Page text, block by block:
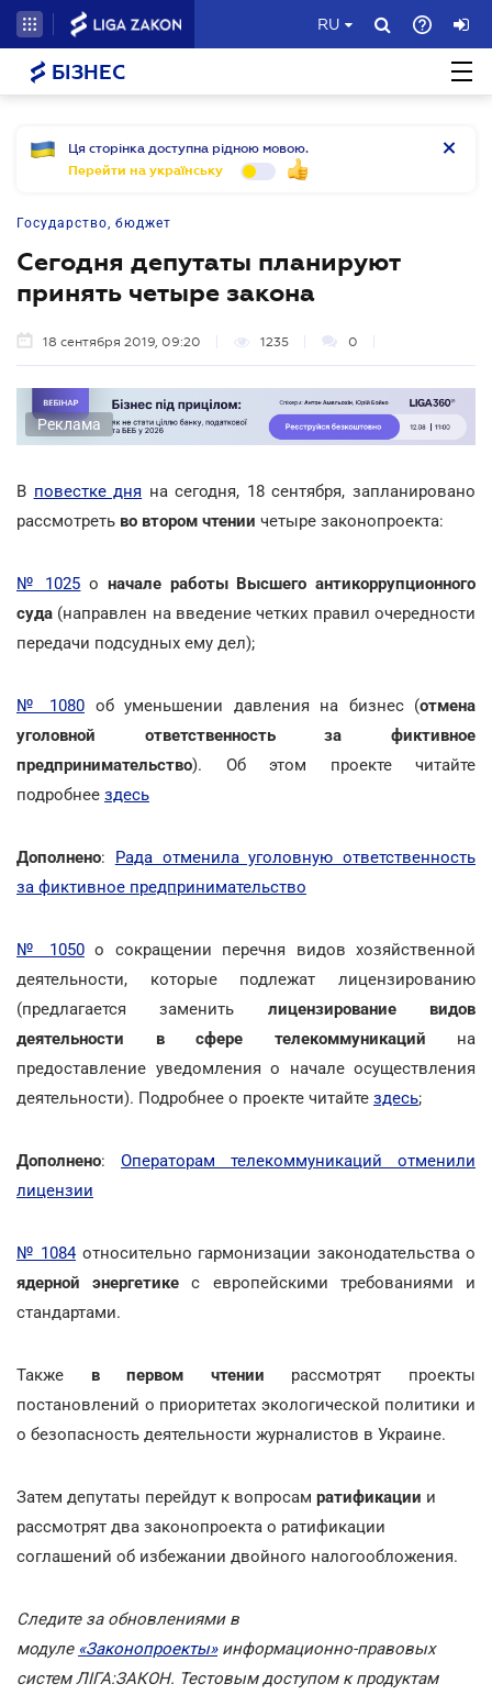
RU
БІЗНЕС
Ця сторінка доступна рідною мовою.
Перейти на українську
Государство, бюджет
Сегодня депутаты планируют
принять четыре закона
18 сентября 2019, 09:20 1235 0
Реклама
В повестке дня на сегодня, 18 сентября, запланировано
рассмотреть во втором чтении четыре законопроекта:
№ 1025 о начале работы Высшего антикоррупционного
суда (направлен на введение четких правил очередности
передачи подсудных ему дел);
№ 1080 об уменьшении давления на бизнес (отмена
уголовной ответственность за фиктивное
предпринимательство). Об этом проекте читайте
подробнее здесь
Дополнено: Рада отменила уголовную ответственность
за фиктивное предпринимательство
№ 1050о сокращении перечня видов хозяйственной
деятельности, которые подлежат лицензированию
(предлагается заменить лицензирование видов
деятельности в сфере телекоммуникаций на
предоставление уведомления о начале осуществления
деятельности). Подробнее о проекте читайте здесь;
Дополнено: Операторам телекоммуникаций отменили
лицензии
№ 1084относительно гармонизации законодательства о
ядерной энергетике с европейскими требованиями и
стандартами.
Также в первом чтении рассмотрят проекты
постановлений о приоритетах экологической политики и
о безопасность деятельности журналистов в Украине.
Затем депутаты перейдут к вопросам ратификации и
рассмотрят два законопроекта о ратификации
соглашений об избежании двойного налогообложения.
Следите за обновлениями в
модуле «Законопроекты»информационно-правовых
систем ЛІГА:ЗАКОН. Тестовым доступом к продуктам